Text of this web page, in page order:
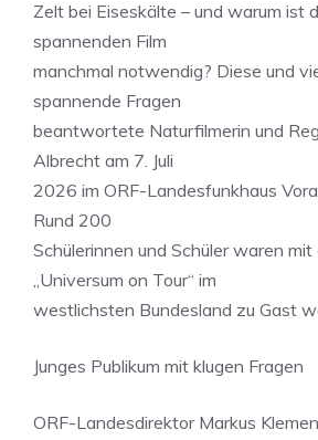
Zelt bei Eiseskälte – und warum ist
spannenden Film
manchmal notwendig? Diese und
spannende Fragen
beantwortete Naturfilmerin und
Albrecht am 7. Juli
2026 im ORF-Landesfunkhaus
Rund 200
Schülerinnen und Schüler waren mit
„Universum on Tour“ im
westlichsten Bundesland zu Gast
Junges Publikum mit klugen Fragen
ORF-Landesdirektor Markus